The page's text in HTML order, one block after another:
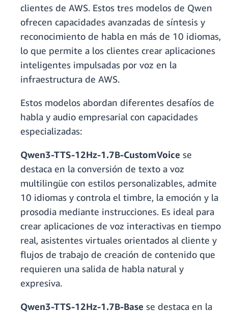
clientes de AWS. Estos tres modelos de Qwen
ofrecen capacidades avanzadas de síntesis y
reconocimiento de habla en más de 10 idiomas,
lo que permite a los clientes crear aplicaciones
inteligentes impulsadas por voz en la
infraestructura de AWS.
Estos modelos abordan diferentes desafíos de
habla y audio empresarial con capacidades
especializadas:
Qwen3-TTS-12Hz-1.7B-CustomVoice se
destaca en la conversión de texto a voz
multilingüe con estilos personalizables, admite
10 idiomas y controla el timbre, la emoción y la
prosodia mediante instrucciones. Es ideal para
crear aplicaciones de voz interactivas en tiempo
real, asistentes virtuales orientados al cliente y
flujos de trabajo de creación de contenido que
requieren una salida de habla natural y
expresiva.
Qwen3-TTS-12Hz-1.7B-Base se destaca en la